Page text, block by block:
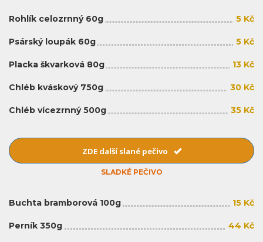
Rohlík celozrnný 60g 5 Kč
Psárský loupák 60g 5 Kč
Placka škvarková 80g 13 Kč
Chléb kváskový 750g 30 Kč
Chléb vícezrnný 500g 35 Kč
ZDE další slané pečivo
SLADKÉ PEČIVO
Buchta bramborová 100g 15 Kč
Perník 350g 44 Kč